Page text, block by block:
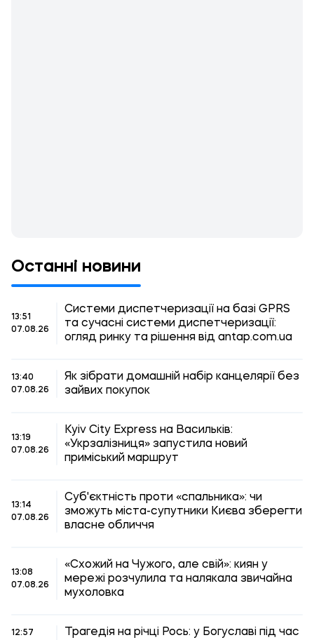
Останні новини
13:51
07.08.26
Системи диспетчеризації на базі GPRS
та сучасні системи диспетчеризації:
огляд ринку та рішення від antap.com.ua
13:40
07.08.26
Як зібрати домашній набір канцелярії без
зайвих покупок
13:19
07.08.26
Kyiv City Express на Васильків:
«Укрзалізниця» запустила новий
приміський маршрут
13:14
07.08.26
Суб'єктність проти «спальника»: чи
зможуть міста-супутники Києва зберегти
власне обличчя
13:08
07.08.26
«Схожий на Чужого, але свій»: киян у
мережі розчулила та налякала звичайна
мухоловка
12:57
Трагедія на річці Рось: у Богуславі під час